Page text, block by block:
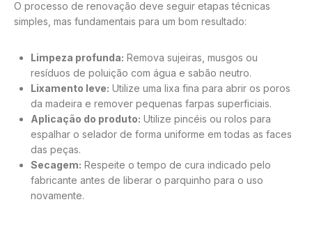
O processo de renovação deve seguir etapas técnicas
simples, mas fundamentais para um bom resultado:
Limpeza profunda: Remova sujeiras, musgos ou
resíduos de poluição com água e sabão neutro.
Lixamento leve: Utilize uma lixa fina para abrir os poros
da madeira e remover pequenas farpas superficiais.
Aplicação do produto: Utilize pincéis ou rolos para
espalhar o selador de forma uniforme em todas as faces
das peças.
Secagem: Respeite o tempo de cura indicado pelo
fabricante antes de liberar o parquinho para o uso
novamente.